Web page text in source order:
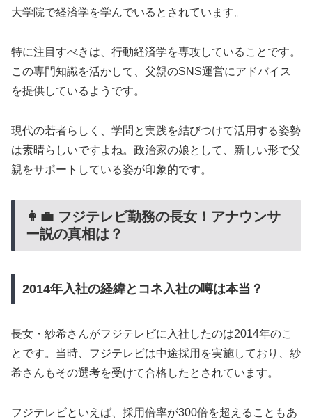
大学院で経済学を学んでいるとされています。
特に注目すべきは、行動経済学を専攻していることです。
この専門知識を活かして、父親のSNS運営にアドバイス
を提供しているようです。
現代の若者らしく、学問と実践を結びつけて活用する姿勢
は素晴らしいですよね。政治家の娘として、新しい形で父
親をサポートしている姿が印象的です。
👩‍💼 フジテレビ勤務の長女！アナウンサ
ー説の真相は？
2014年入社の経緯とコネ入社の噂は本当？
長女・紗希さんがフジテレビに入社したのは2014年のこ
とです。当時、フジテレビは中途採用を実施しており、紗
希さんもその選考を受けて合格したとされています。
フジテレビといえば、採用倍率が300倍を超えることもあ